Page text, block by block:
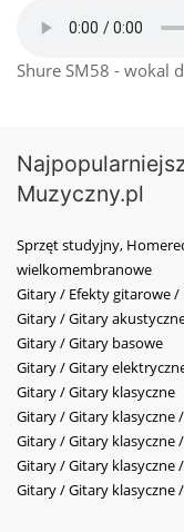
Shure SM58 - wokal
Muzyczny.pl
Sprzęt studyjny,
wielkomembranowe
Gitary / Efekty gitarowe
Gitary / Gitary
Gitary / Gitary basowe
Gitary / Gitary
Gitary / Gitary klasyczne
Gitary / Gitary klasyczne
Gitary / Gitary klasyczne
Gitary / Gitary klasyczne
Gitary / Gitary klasyczne